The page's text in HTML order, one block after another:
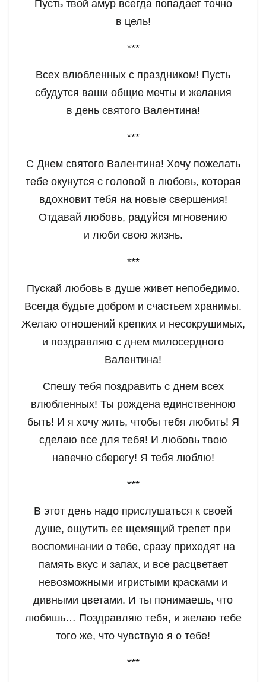
Пусть твой амур всегда попадает точно
в цель!
***
Всех влюбленных с праздником! Пусть
сбудутся ваши общие мечты и желания
в день святого Валентина!
***
С Днем святого Валентина! Хочу пожелать
тебе окунутся с головой в любовь, которая
вдохновит тебя на новые свершения!
Отдавай любовь, радуйся мгновению
и люби свою жизнь.
***
Пускай любовь в душе живет непобедимо.
Всегда будьте добром и счастьем хранимы.
Желаю отношений крепких и несокрушимых,
и поздравляю с днем милосердного
Валентина!
Спешу тебя поздравить с днем всех
влюбленных! Ты рождена единственною
быть! И я хочу жить, чтобы тебя любить! Я
сделаю все для тебя! И любовь твою
навечно сберегу! Я тебя люблю!
***
В этот день надо прислушаться к своей
душе, ощутить ее щемящий трепет при
воспоминании о тебе, сразу приходят на
память вкус и запах, и все расцветает
невозможными игристыми красками и
дивными цветами. И ты понимаешь, что
любишь… Поздравляю тебя, и желаю тебе
того же, что чувствую я о тебе!
***